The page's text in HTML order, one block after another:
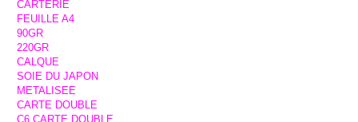
CARTERIE
FEUILLE A4
90GR
220GR
CALQUE
SOIE DU JAPON
METALISEE
CARTE DOUBLE
C6 CARTE DOUBLE